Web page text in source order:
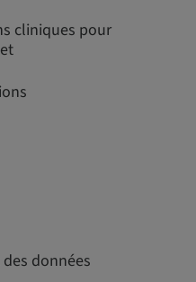
cliniques pour
données